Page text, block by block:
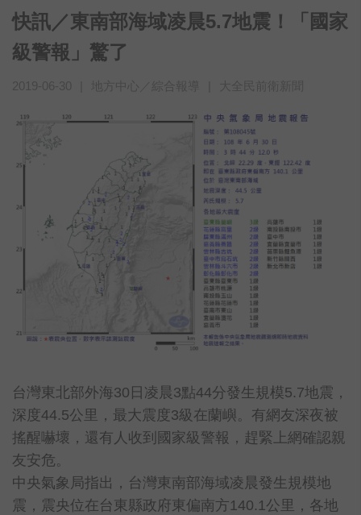
快訊／東南部海域凌晨5.7地震！「國家
級警報」驚了
台灣東北部外海30日凌晨3點44分發生規模5.7地震，
深度44.5公里，最大震度3級在蘭嶼。有網友深夜被
搖醒嚇壞，還有人收到國家級警報，趕緊上網確認親
友安危。
中央氣象局指出，台灣東南部海域凌晨發生規模地
震，震央位在台東縣政府東偏南方140.1公里，各地